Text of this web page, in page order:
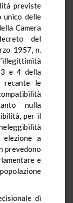
previste
delle
Camera
del
1957, n.
e 4 della
le
nulla
per il
elezione a
prevedono
e
di